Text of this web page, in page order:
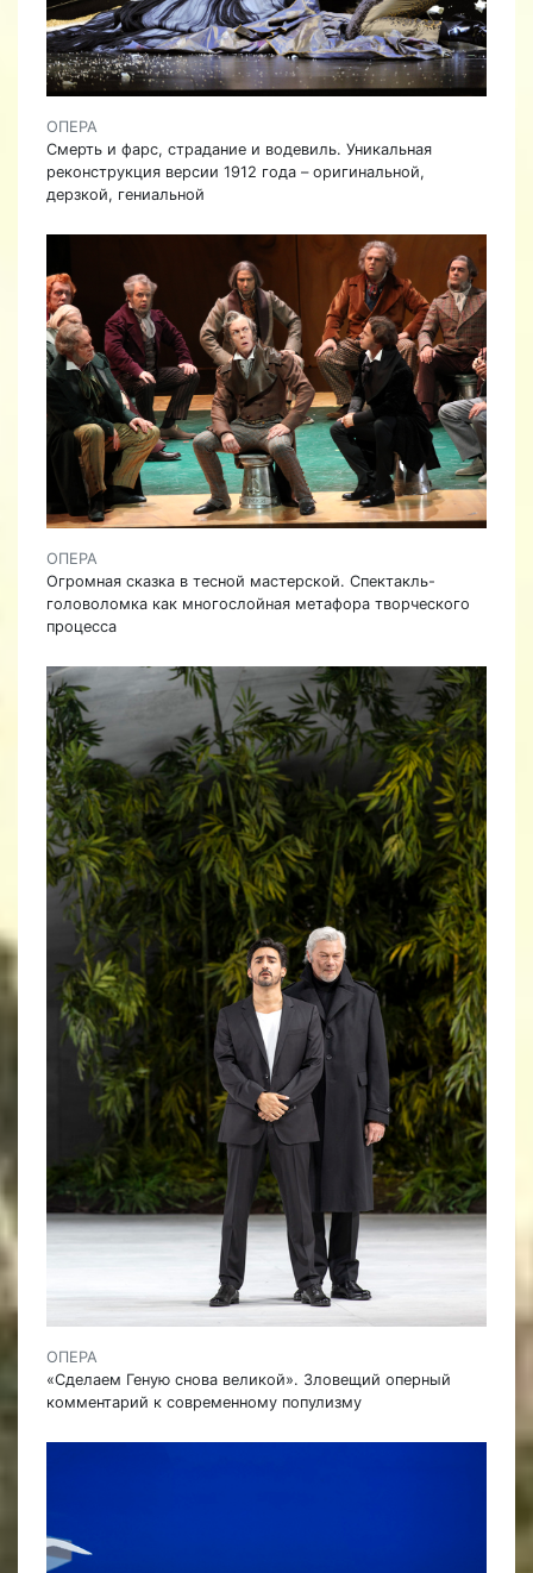
ОПЕРА
Смерть и фарс, страдание и водевиль. Уникальная
реконструкция версии 1912 года – оригинальной,
дерзкой, гениальной
ОПЕРА
Огромная сказка в тесной мастерской. Спектакль-
головоломка как многослойная метафора творческого
процесса
ОПЕРА
«Сделаем Геную снова великой». Зловещий оперный
комментарий к современному популизму